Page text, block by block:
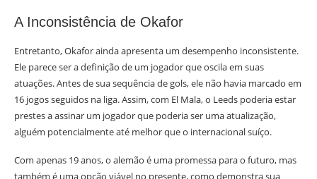
A Inconsistência de Okafor
Entretanto, Okafor ainda apresenta um desempenho inconsistente.
Ele parece ser a definição de um jogador que oscila em suas
atuações. Antes de sua sequência de gols, ele não havia marcado em
16 jogos seguidos na liga. Assim, com El Mala, o Leeds poderia estar
prestes a assinar um jogador que poderia ser uma atualização,
alguém potencialmente até melhor que o internacional suíço.
Com apenas 19 anos, o alemão é uma promessa para o futuro, mas
também é uma opção viável no presente, como demonstra sua